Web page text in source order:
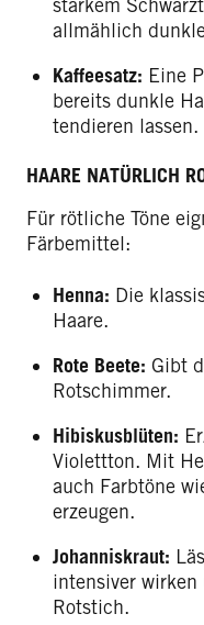
starkem
allmählich
Kaffeesatz: Eine
bereits dunkle
tendieren lassen.
HAARE NATÜRLICH
Für rötliche Töne
Färbemittel:
Henna: Die
Haare.
Rote Beete: Gibt
Rotschimmer.
Hibiskusblüten:
Violettton. Mit
auch Farbtöne
erzeugen.
Johanniskraut:
intensiver
Rotstich.